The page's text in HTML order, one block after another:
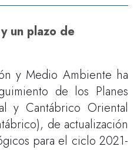
un plazo de
y Medio Ambiente ha
de los Planes
y Cantábrico Oriental
de actualización
para el ciclo 2021-